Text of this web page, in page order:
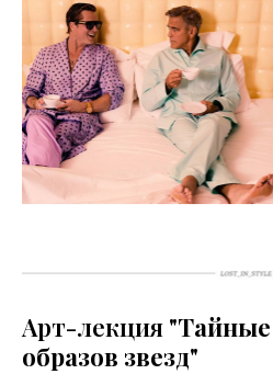
Арт-лекция "
образов звезд"